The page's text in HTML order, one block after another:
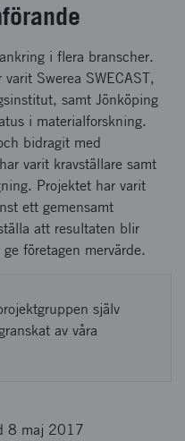
i flera branscher.
Swerea SWECAST,
samt Jönköping
i materialforskning.
bidragit med
varit kravställare samt
Projektet har varit
ett gemensamt
att resultaten blir
företagen mervärde.
själv
av våra
8 maj 2017